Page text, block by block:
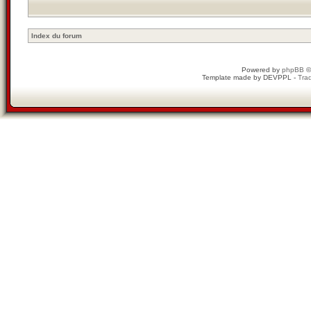
Index du forum
Powered by phpBB
Template made by DEVPPL -